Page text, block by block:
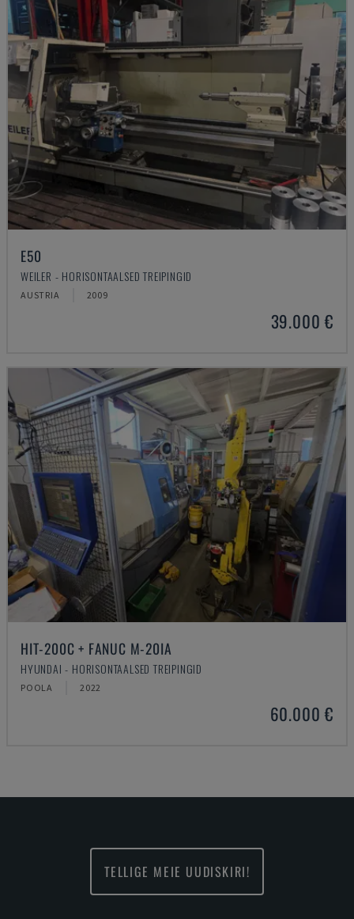
E50
WEILER - HORISONTAALSED TREIPINGID
AUSTRIA 2009
39.000 €
HIT-200C + FANUC M-20IA
HYUNDAI - HORISONTAALSED TREIPINGID
POOLA 2022
60.000 €
TELLIGE MEIE UUDISKIRI!